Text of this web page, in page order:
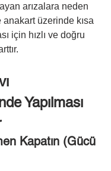
arızalara neden
üzerinde kısa
için hızlı ve doğru
Yapılması
Kapatın (Gücü